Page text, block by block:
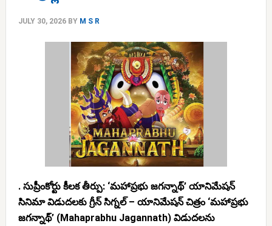
JULY 30, 2026BY M S R
. సుప్రీంకోర్టు కీలక తీర్పు: ‘మహాప్రభు జగన్నాథ్’ యానిమేషన్
సినిమా విడుదలకు గ్రీన్ సిగ్నల్ – యానిమేషన్ చిత్రం ‘మహాప్రభు
జగన్నాథ్’ (Mahaprabhu Jagannath) విడుదలను